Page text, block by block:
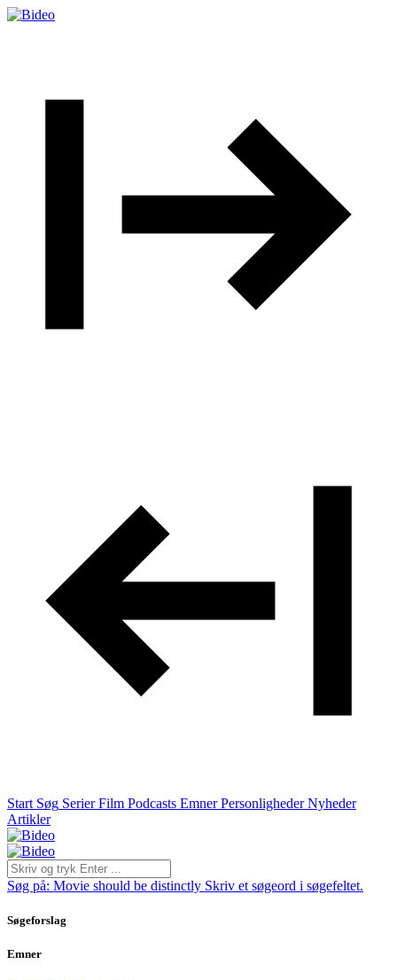
Start Søg Serier Film Podcasts Emner Personligheder Nyheder
Artikler
Søg på: Movie should be distinctly Skriv et søgeord i søgefeltet.
Søgeforslag
Emner